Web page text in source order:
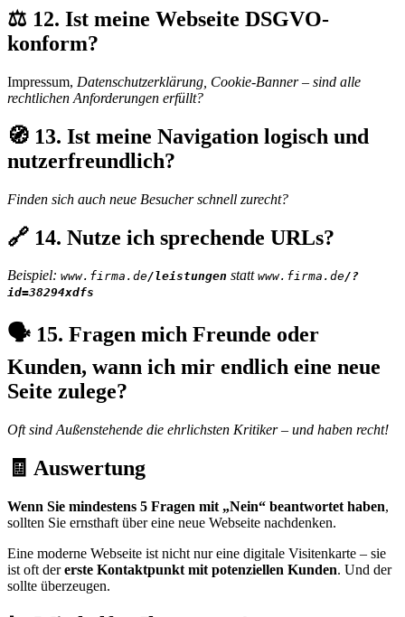
⚖️ 12. Ist meine Webseite DSGVO-
konform?
Impressum, Datenschutzerklärung, Cookie-Banner – sind alle
rechtlichen Anforderungen erfüllt?
🧭 13. Ist meine Navigation logisch und
nutzerfreundlich?
Finden sich auch neue Besucher schnell zurecht?
🔗 14. Nutze ich sprechende URLs?
Beispiel: www.firma.de/leistungen statt www.firma.de/?
id=38294xdfs
🗣️ 15. Fragen mich Freunde oder
Kunden, wann ich mir endlich eine neue
Seite zulege?
Oft sind Außenstehende die ehrlichsten Kritiker – und haben recht!
🧾 Auswertung
Wenn Sie mindestens 5 Fragen mit „Nein“ beantwortet haben,
sollten Sie ernsthaft über eine neue Webseite nachdenken.
Eine moderne Webseite ist nicht nur eine digitale Visitenkarte – sie
ist oft dererste Kontaktpunkt mit potenziellen Kunden. Und der
sollte überzeugen.